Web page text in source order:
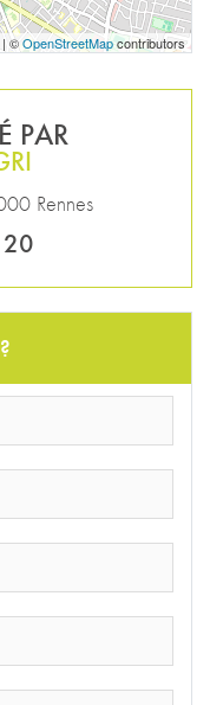
| ©OpenStreetMapcontributors
PAR
Rennes